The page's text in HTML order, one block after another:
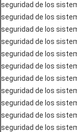
seguridad de los
seguridad de los
seguridad de los
seguridad de los
seguridad de los
seguridad de los
seguridad de los
seguridad de los
seguridad de los
seguridad de los
seguridad de los